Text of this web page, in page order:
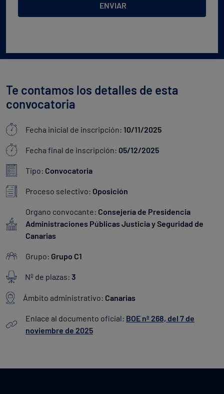
servicios de acuerdo a su petición. Quedan reconocidos los derechos de acceso,
rectificación, supresión, oposición, limitación, tal y como se explica en la
ENVIAR
Te contamos los detalles de esta
convocatoria
Fecha inicial de inscripción: 10/11/2025
Fecha final de inscripción: 05/12/2025
Tipo: Convocatoria
Proceso selectivo: Oposición
Organo convocante: Consejería de Presidencia
Administraciones Públicas Justicia y Seguridad de
Canarias
Grupo: Grupo C1
Nº de plazas: 3
Ámbito administrativo: Canarias
Enlace al documento oficial: BOE nº 268, del 7 de
noviembre de 2025